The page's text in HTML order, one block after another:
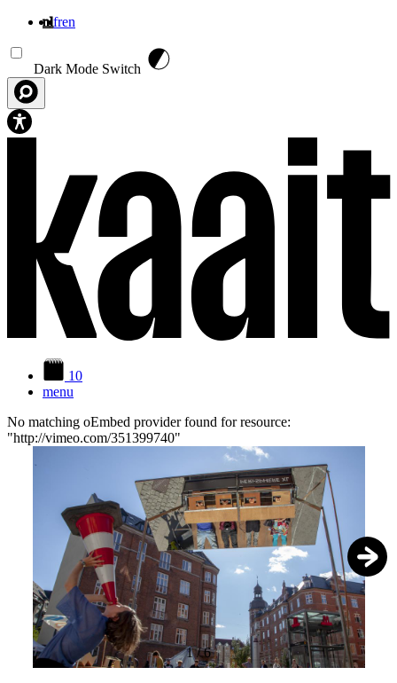
nlfren
Dark Mode Switch
10
menu
Foutmelding
No matching oEmbed provider found for resource:
"http://vimeo.com/351399740"
1/6